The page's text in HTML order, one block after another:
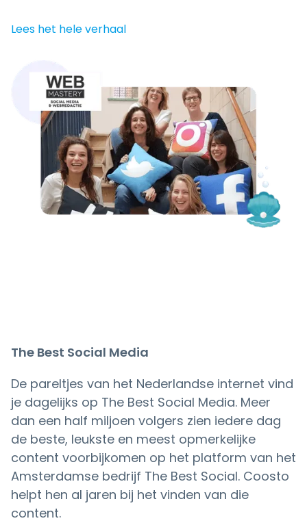
Lees het hele verhaal
The Best Social Media
De pareltjes van het Nederlandse internet vind
je dagelijks op The Best Social Media. Meer
dan een half miljoen volgers zien iedere dag
de beste, leukste en meest opmerkelijke
content voorbijkomen op het platform van het
Amsterdamse bedrijf The Best Social. Coosto
helpt hen al jaren bij het vinden van die
content.